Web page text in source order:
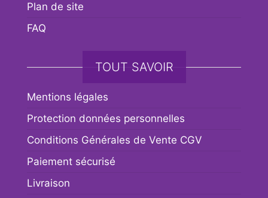
Plan de site
FAQ
TOUT SAVOIR
Mentions légales
Protection données personnelles
Conditions Générales de Vente CGV
Paiement sécurisé
Livraison